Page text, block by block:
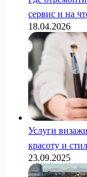
сервис и на
18.04.2026
Услуги
красоту и
23.09.2025